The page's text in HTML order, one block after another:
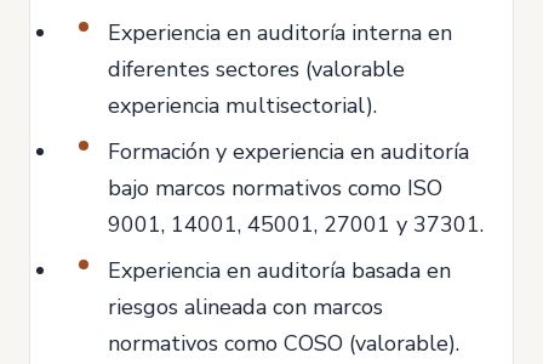
Experiencia en auditoría interna en
diferentes sectores (valorable
experiencia multisectorial).
Formación y experiencia en auditoría
bajo marcos normativos como ISO
9001, 14001, 45001, 27001 y 37301.
Experiencia en auditoría basada en
riesgos alineada con marcos
normativos como COSO (valorable).